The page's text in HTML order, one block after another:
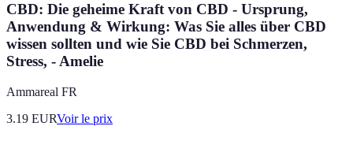
CBD: Die geheime Kraft von CBD - Ursprung,
Anwendung & Wirkung: Was Sie alles über CBD
wissen sollten und wie Sie CBD bei Schmerzen,
Stress, - Amelie
Ammareal FR
3.19 EURVoir le prix